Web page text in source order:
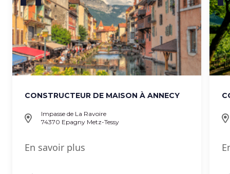
CONSTRUCTEUR DE MAISON À ANNECY
Impasse de La Ravoire
74370 Epagny Metz-Tessy
En savoir plus